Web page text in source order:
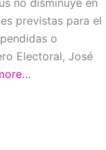
no disminuye en
previstas para el
o
Electoral, José